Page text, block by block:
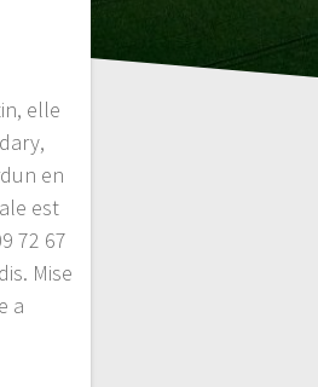
elle
en
est
72 67
Mise
a